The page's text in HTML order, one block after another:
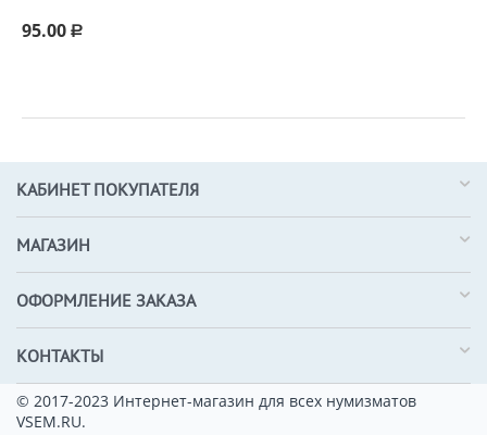
95.00 Р
КАБИНЕТ ПОКУПАТЕЛЯ
МАГАЗИН
ОФОРМЛЕНИЕ ЗАКАЗА
КОНТАКТЫ
© 2017-2023 Интернет-магазин для всех нумизматов
VSEM.RU.